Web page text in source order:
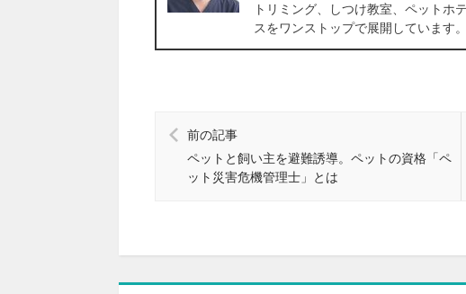
トリミング、しつけ教室、ペットホ
スをワンストップで展開しています。
前の記事
ペットと飼い主を避難誘導。ペットの資格「ペ
ット災害危機管理士」とは